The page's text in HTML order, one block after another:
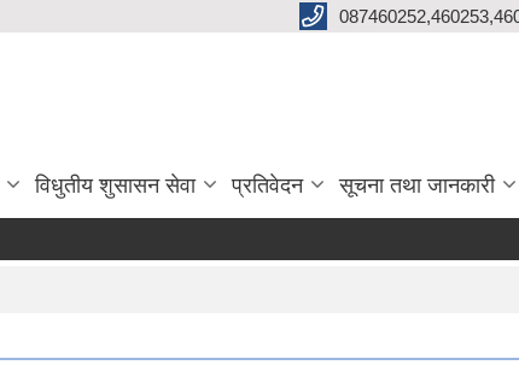
विधुतीय शुसासन सेवा प्रतिवेदन सूचना तथा जानकारी